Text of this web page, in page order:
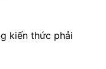
kiến thức phải